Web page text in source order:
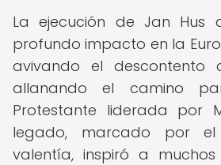
La ejecución de Jan Hus
profundo impacto en la
avivando el descontento
allanando el camino
Protestante liderada por
legado, marcado por
valentía, inspiró a